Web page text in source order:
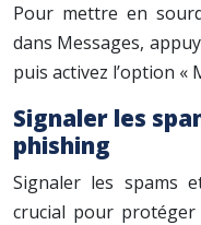
Pour mettre en
dans Messages,
puis activez l’option «
Signaler les
phishing
Signaler les spams
crucial pour